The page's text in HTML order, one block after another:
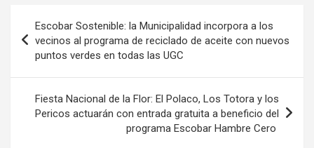
de
entradas
Escobar Sostenible: la Municipalidad incorpora a los
vecinos al programa de reciclado de aceite con nuevos
puntos verdes en todas las UGC
Fiesta Nacional de la Flor: El Polaco, Los Totora y los
Pericos actuarán con entrada gratuita a beneficio del
programa Escobar Hambre Cero